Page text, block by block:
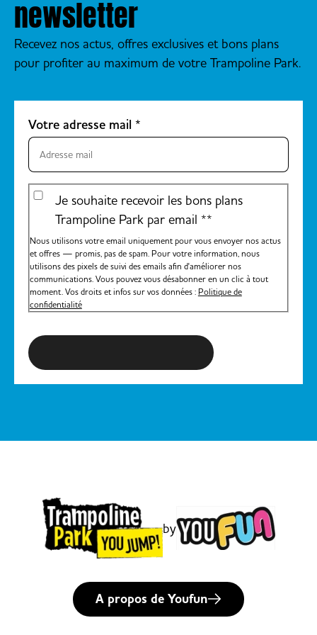
scolaires. Votre groupe
d’enfants et adolescents
peut également venir dans
notre centre les soirs en
est obligatoire.
newsletter
Recevez nos actus, offres exclusives et bons plans
pour profiter au maximum de votre Trampoline Park.
Votre adresse mail *
Je souhaite recevoir les bons plans
Trampoline Park par email **
Nous utilisons votre email uniquement pour vous envoyer nos actus
et offres — promis, pas de spam. Pour votre information, nous
utilisons des pixels de suivi des emails afin d'améliorer nos
communications. Vous pouvez vous désabonner en un clic à tout
moment. Vos droits et infos sur vos données : Politique de
confidentialité
by
A propos de Youfun